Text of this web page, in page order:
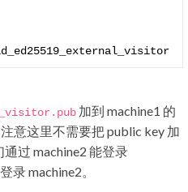
. pub 加到 machine1 的
意这里不需要把 public key 加
过 machine2 能登录
录 machine2。